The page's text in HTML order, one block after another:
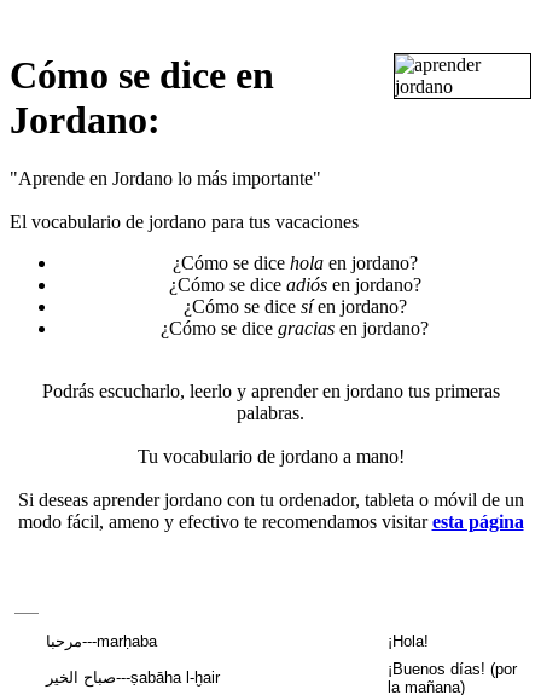
Cómo se dice en
Jordano:
"Aprende en Jordano lo más importante"
El vocabulario de jordano para tus vacaciones
¿Cómo se dice holaen jordano?
¿Cómo se dice adiósen jordano?
¿Cómo se dice síen jordano?
¿Cómo se dice gracias en jordano?
Podrás escucharlo, leerlo y aprender en jordano tus primeras
palabras.
Tu vocabulario de jordano a mano!
Si deseas aprender jordano con tu ordenador, tableta o móvil de un
modo fácil, ameno y efectivo te recomendamos visitaresta página
مرحبا---marḥaba
¡Hola!
صباح الخير---ṣabāha l-ḫair
¡Buenos días! (por
la mañana)